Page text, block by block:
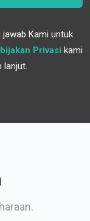
Kami untuk
Privasi kami
lanjut.